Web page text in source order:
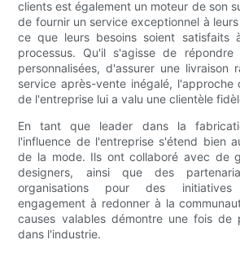
clients est également un moteur de son
de fournir un service exceptionnel à
ce que leurs besoins soient satisfaits
processus. Qu'il s'agisse de
personnalisées, d'assurer une livraison
service après-vente inégalé, l'approche
de l'entreprise lui a valu une clientèle
En tant que leader dans la
l'influence de l'entreprise s'étend bien
de la mode. Ils ont collaboré avec de
designers, ainsi que des
organisations pour des
engagement à redonner à la
causes valables démontre une fois de
dans l'industrie.